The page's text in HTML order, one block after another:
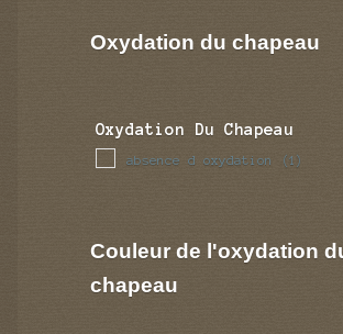
Oxydation du chapeau
Oxydation Du Chapeau
absence d oxydation (1)
Couleur de l'oxydation
chapeau